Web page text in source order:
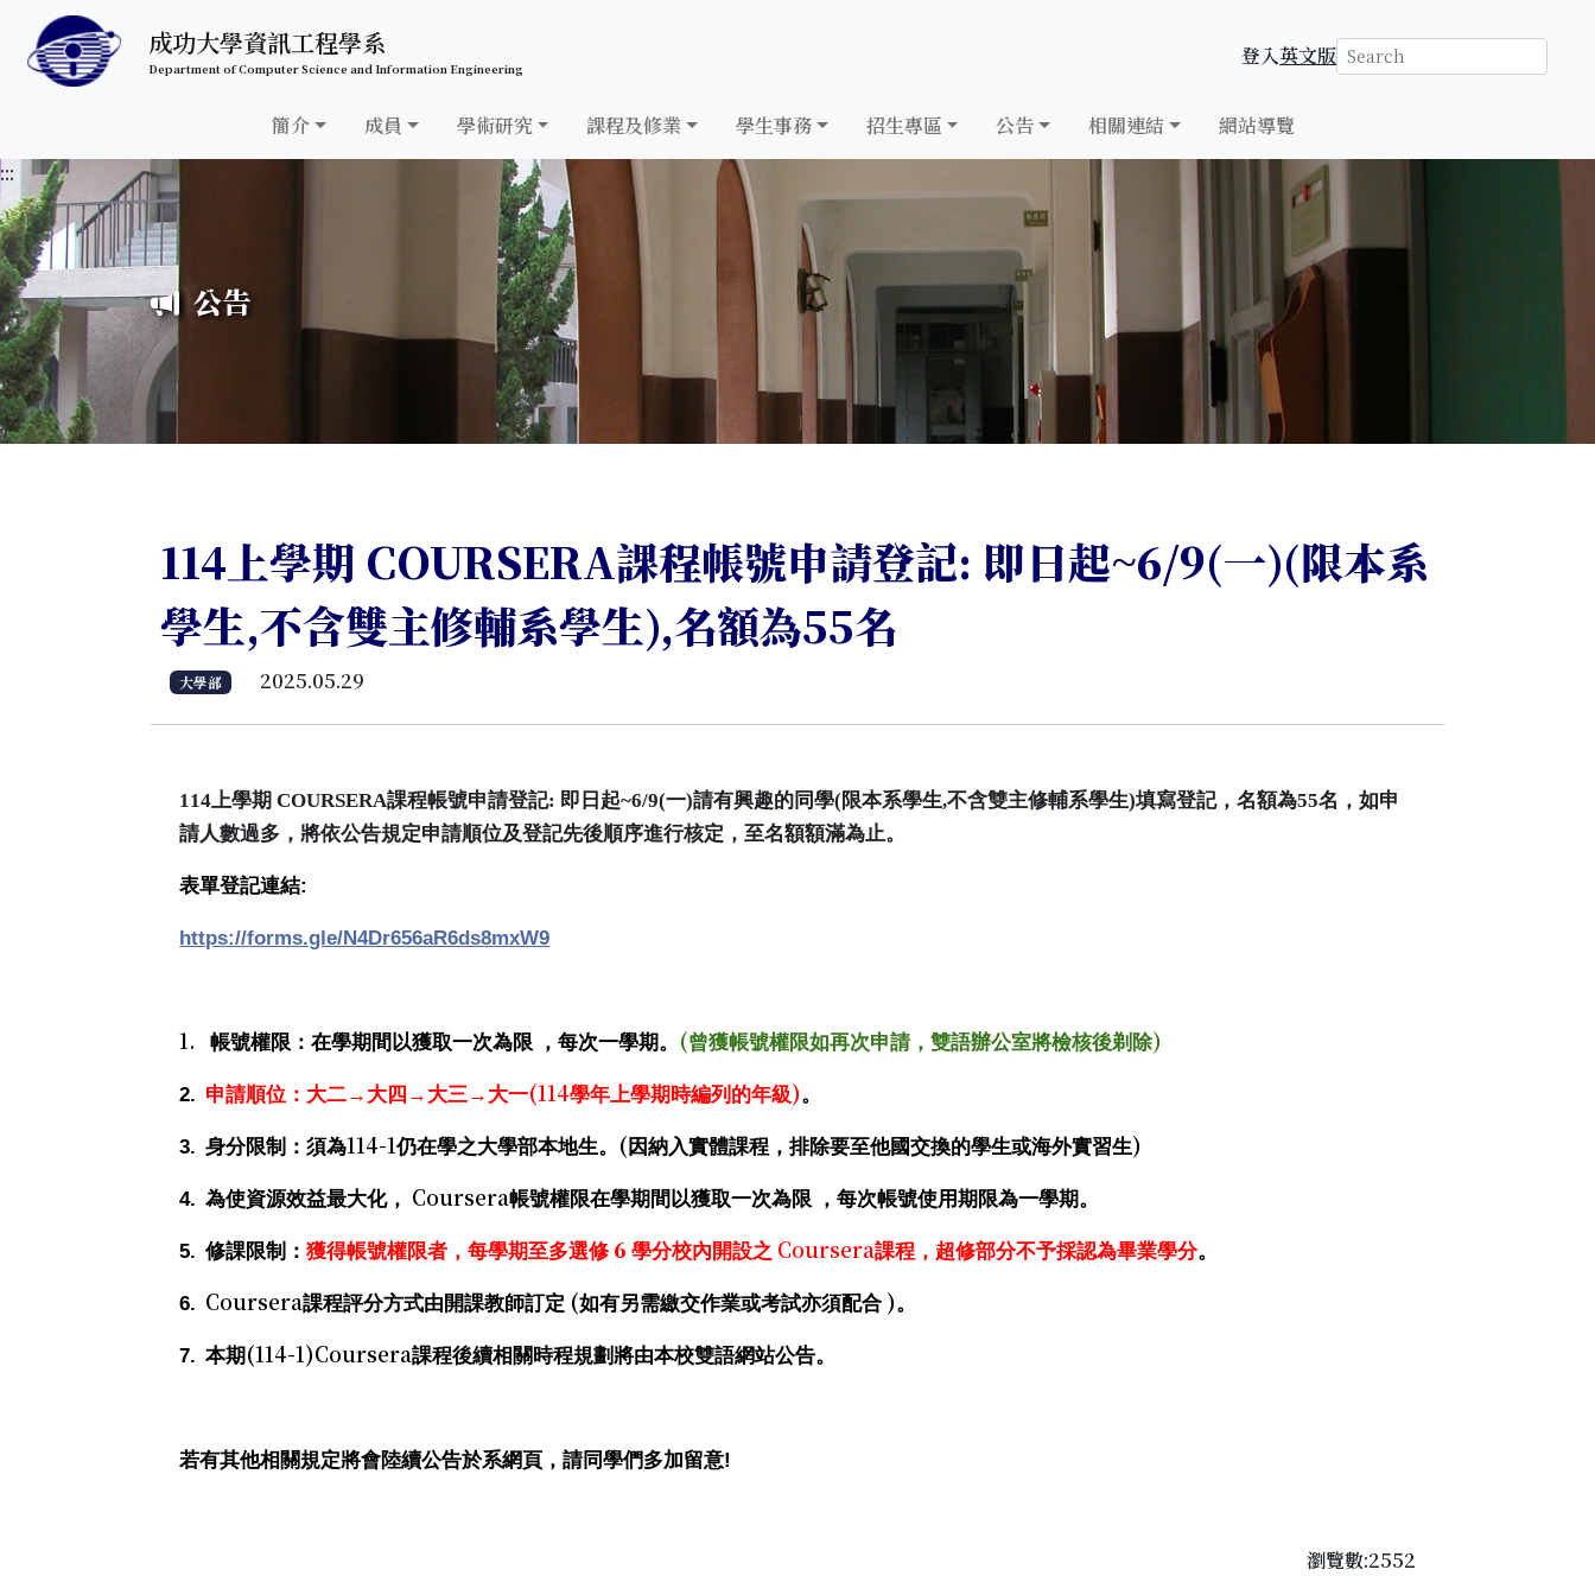
跳至中央內容區塊
成功大學資訊工程學系
Department of Computer Science and Information Engineering 登入英文版
簡介 成員 學術研究 課程及修業 學生事務 招生專區 公告 相關連結
網站導覽
:::
公告
114上學期 COURSERA課程帳號申請登記: 即日起~6/9(一)(限本系
學生,不含雙主修輔系學生),名額為55名
大學部 2025.05.29
114上學期 COURSERA課程帳號申請登記: 即日起~6/9(一)請有興趣的同學(限本系學生,不含雙主修輔系學生)填寫登記，名額為55名 ，如申
請人數過多，將依公告規定申請順位及登記先後順序進行核定，至名額額滿為止。
表單登記連結:
https://forms.gle/N4Dr656aR6ds8mxW9
1. 帳號權限：在學期間以獲取一次為限 ，每次一學期。 (曾獲帳號權限如再次申請，雙語辦公室將檢核後剃除)
2. 申請順位：大二→大四→大三→大一(114學年上學期時編列的年級)。
3. 身分限制：須為114-1仍在學之大學部本地生。 ( 因納入實體課程，排除要至他國交換的學生或海外實習生)
4. 為使資源效益最大化， Coursera帳號權限在學期間以獲取一次為限 ，每次帳號使用期限為一學期。
5. 修課限制：獲得帳號權限者，每學期至多選修 6學分校內開設之 Coursera課程，超修部分不予採認為畢業學分。
6. Coursera課程評分方式由開課教師訂定 (如有另需繳交作業或考試亦須配合)。
7. 本期 (114-1)Coursera課程後續相關時程規劃將由本校雙語網站公告。
若有其他相關規定將會陸續公告於系網頁，請同學們多加留意!
瀏覽數:2552